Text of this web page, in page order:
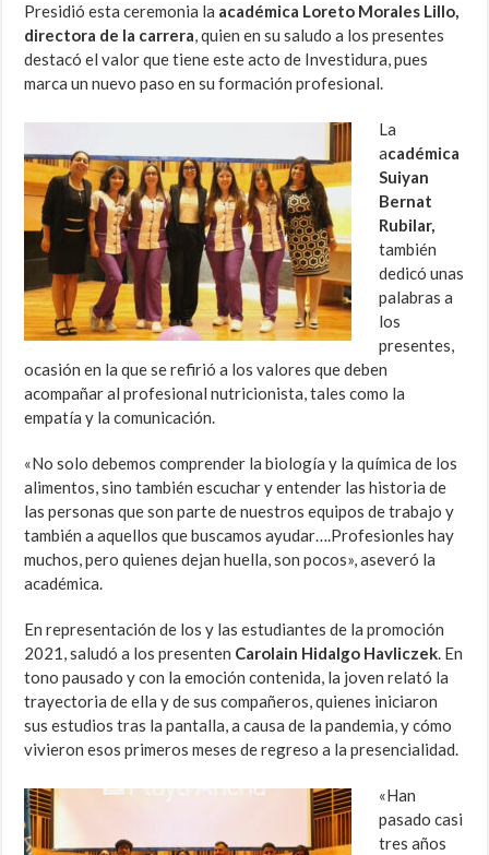
Presidió esta ceremonia la académica Loreto Morales Lillo,
directora de la carrera, quien en su saludo a los presentes
destacó el valor que tiene este acto de Investidura, pues
marca un nuevo paso en su formación profesional.
La
académica
Suiyan
Bernat
Rubilar,
también
dedicó unas
palabras a
los
presentes,
ocasión en la que se refirió a los valores que deben
acompañar al profesional nutricionista, tales como la
empatía y la comunicación.
«No solo debemos comprender la biología y la química de los
alimentos, sino también escuchar y entender las historia de
las personas que son parte de nuestros equipos de trabajo y
también a aquellos que buscamos ayudar….Profesionles hay
muchos, pero quienes dejan huella, son pocos», aseveró la
académica.
En representación de los y las estudiantes de la promoción
2021, saludó a los presenten Carolain Hidalgo Havliczek. En
tono pausado y con la emoción contenida, la joven relató la
trayectoria de ella y de sus compañeros, quienes iniciaron
sus estudios tras la pantalla, a causa de la pandemia, y cómo
vivieron esos primeros meses de regreso a la presencialidad.
«Han
pasado casi
tres años